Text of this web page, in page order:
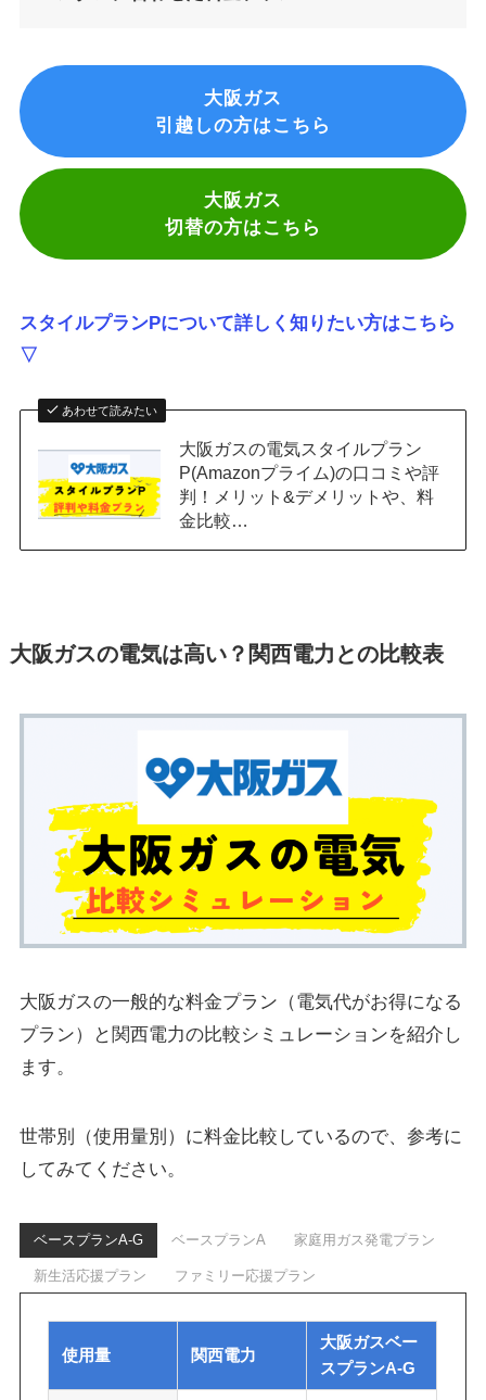
大阪ガス
引越しの方はこちら
大阪ガス
切替の方はこちら
スタイルプランPについて詳しく知りたい方はこちら
▽
あわせて読みたい
大阪ガスの電気スタイルプラン
P(Amazonプライム)の口コミや評
判！メリット&デメリットや、料
金比較…
大阪ガスの電気は高い？関西電力との比較表
大阪ガスの一般的な料金プラン（電気代がお得になる
プラン）と関西電力の比較シミュレーションを紹介し
ます。
世帯別（使用量別）に料金比較しているので、参考に
してみてください。
ベースプランA-G ベースプランA 家庭用ガス発電プラン
新生活応援プラン ファミリー応援プラン
使用量 関西電力
大阪ガスベー
スプランA-G